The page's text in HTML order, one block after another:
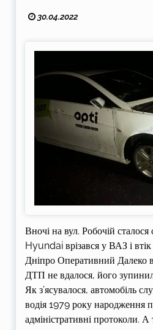
30.04.2022
Вночі на вул. Робочій
Hyundai врізався у ВАЗ і
Дніпро Оперативний Далеко
ДТП не вдалося, його
Як з’ясувалося, автомобіль
водія 1979 року народження
адміністративні протоколи.